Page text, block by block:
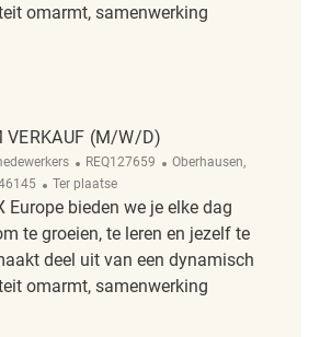
omarmt, samenwerking
im Verkauf (m/w/d) REQ136555
VERKAUF (M/W/D)
ReqId
REQ127659 Plaats
Oberhausen,
Afgelegen
Ter plaatse
Europe bieden we je elke dag
te groeien, te leren en jezelf te
deel uit van een dynamisch
omarmt, samenwerking